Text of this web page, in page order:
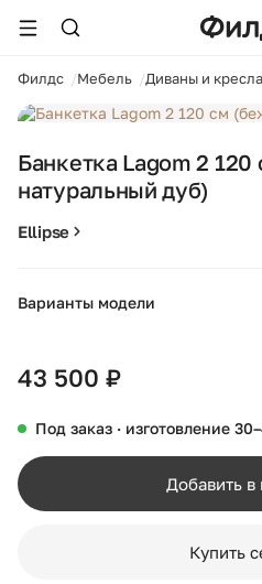
Филдс Мебель Диваны и кресла
Банкетка Lagom 2
натуральный дуб)
Ellipse
Варианты модели
43 500 ₽
Под заказ · изготовление
Добавить в
Купить